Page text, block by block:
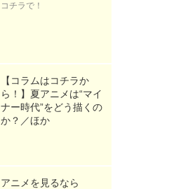
コチラで！
【コラムはコチラか
ら！】夏アニメは“マイ
ナー時代”をどう描くの
か？／ほか
アニメを見るなら